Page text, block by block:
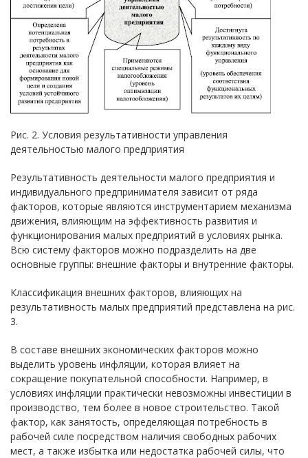
Рис. 2. Условия результативности управления
деятельностью малого предприятия
Результативность деятельности малого предприятия и
индивидуального предпринимателя зависит от ряда
факторов, которые являются инструментарием механизма
движения, влияющим на эффективность развития и
функционирования малых предприятий в условиях рынка.
Всю систему факторов можно подразделить на две
основные группы: внешние факторы и внутренние факторы.
Классификация внешних факторов, влияющих на
результативность малых предприятий представлена на рис.
3.
В составе внешних экономических факторов можно
выделить уровень инфляции, которая влияет на
сокращение покупательной способности. Например, в
условиях инфляции практически невозможны инвестиции в
производство, тем более в новое строительство. Такой
фактор, как занятость, определяющая потребность в
рабочей силе посредством наличия свободных рабочих
мест, а также избытка или недостатка рабочей силы, что